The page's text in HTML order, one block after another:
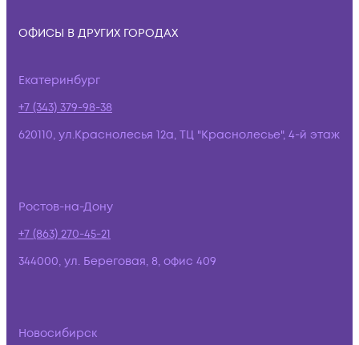
ОФИСЫ В ДРУГИХ ГОРОДАХ
Екатеринбург
+7 (343) 379-98-38
620110, ул.Краснолесья 12а, ТЦ "Краснолесье", 4-й этаж
Ростов-на-Дону
+7 (863) 270-45-21
344000, ул. Береговая, 8, офис 409
Новосибирск